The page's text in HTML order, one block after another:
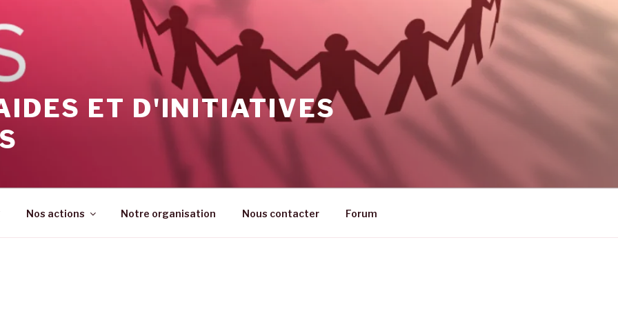
ET D'INITIATIVES
Nos actions Notre organisation Nous contacter Forum